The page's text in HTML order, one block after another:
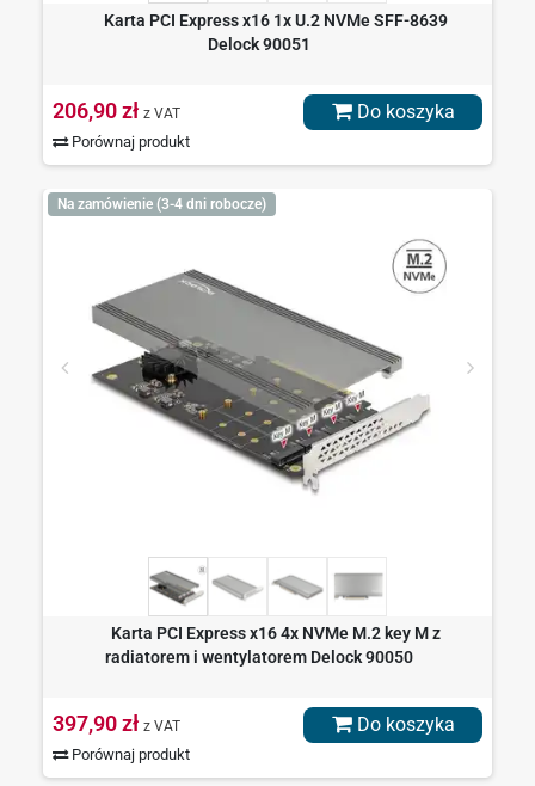
Karta PCI Express x16 1x U.2 NVMe SFF-8639
Delock 90051
206,90 zł z VAT
Porównaj produkt
Do koszyka
Na zamówienie (3-4 dni robocze)
Karta PCI Express x16 4x NVMe M.2 key M z
radiatorem i wentylatorem Delock 90050
397,90 zł z VAT
Porównaj produkt
Do koszyka